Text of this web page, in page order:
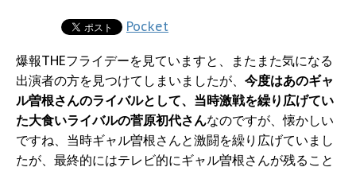
Pocket
爆報THEフライデーを見ていますと、またまた気になる
出演者の方を見つけてしまいましたが、 今度はあのギャ
ル曽根さんのライバルとして、当時激戦を繰り広げてい
た大食いライバルの菅原初代さんなのですが、懐かしい
ですね、当時ギャル曽根さんと激闘を繰り広げていまし
たが、最終的にはテレビ的にギャル曽根さんが残ること